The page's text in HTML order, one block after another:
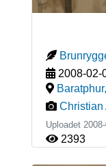
2008-02-
Baratphur,
Christian
Uploadet
2393